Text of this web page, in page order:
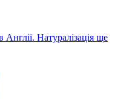
Натуралізація ще